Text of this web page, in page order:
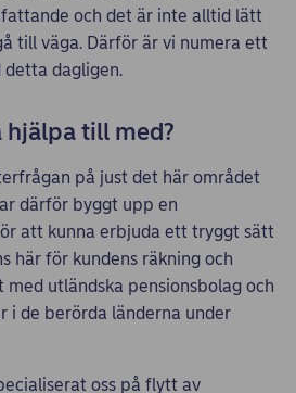
och det är inte alltid lätt
till väga. Därför är vi numera ett
dagligen.
hjälpa till med?
på just det här området
därför byggt upp en
att kunna erbjuda ett tryggt sätt
här för kundens räkning och
utländska pensionsbolag och
i de berörda länderna under
oss på flytt av